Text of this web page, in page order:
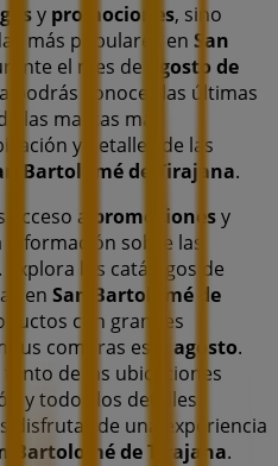
y promociones, sino
más populares en San
el mes de
agosto de
podrás conocer las últimas
las marcas más
y detalles de las
Bartolomé de Tirajana.
a
promocionesy
sobre las
los catálogos de
en San Bartolomé de
con grandes
tus compras este agosto.
de las ubicaciones
y todos los detalles
disfrutar de una experiencia
Bartolomé de Tirajana.